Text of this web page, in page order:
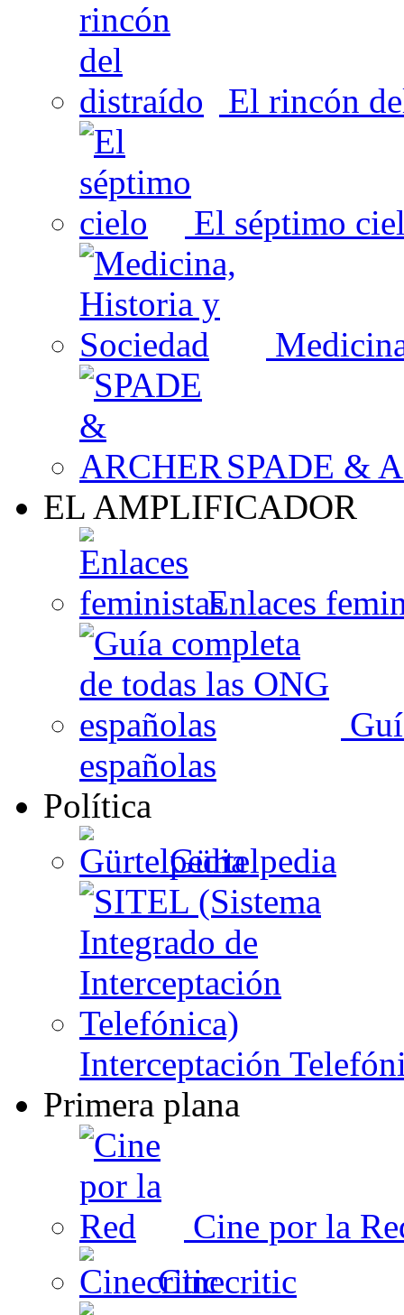
El rincón
El séptimo
SPADE &
EL AMPLIFICADOR
Enlaces
españolas
Política
Gürtelpedia
Interceptación
Primera plana
Cine por la
Cinecritic